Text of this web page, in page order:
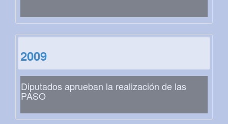
2009
Diputados aprueban la realización de las
PASO